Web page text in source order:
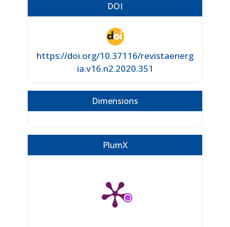
DOI
https://doi.org/10.37116/revistaenerg
ia.v16.n2.2020.351
Dimensions
PlumX